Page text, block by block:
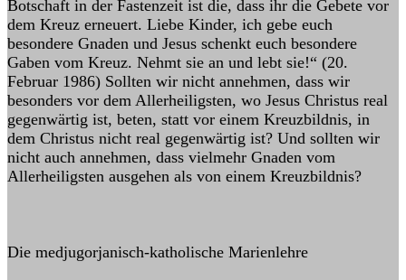
Botschaft in der Fastenzeit ist die, dass ihr die Gebete vor
dem Kreuz erneuert. Liebe Kinder, ich gebe euch
besondere Gnaden und Jesus schenkt euch besondere
Gaben vom Kreuz. Nehmt sie an und lebt sie!“ (20.
Februar 1986) Sollten wir nicht annehmen, dass wir
besonders vor dem Allerheiligsten, wo Jesus Christus real
gegenwärtig ist, beten, statt vor einem Kreuzbildnis, in
dem Christus nicht real gegenwärtig ist? Und sollten wir
nicht auch annehmen, dass vielmehr Gnaden vom
Allerheiligsten ausgehen als von einem Kreuzbildnis?
Die medjugorjanisch-katholische Marienlehre